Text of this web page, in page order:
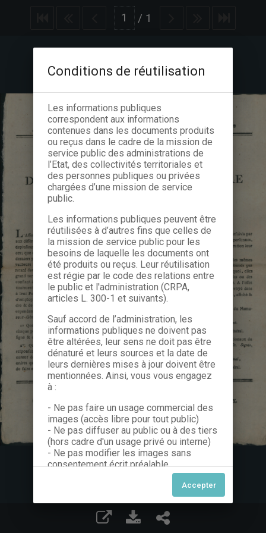
/ 1
Conditions de réutilisation
Les informations publiques
correspondent aux informations
contenues dans les documents produits
ou reçus dans le cadre de la mission de
service public des administrations de
l’Etat, des collectivités territoriales et
des personnes publiques ou privées
chargées d’une mission de service
public.
Les informations publiques peuvent être
réutilisées à d’autres fins que celles de
la mission de service public pour les
besoins de laquelle les documents ont
été produits ou reçus. Leur réutilisation
est régie par le code des relations entre
le public et l'administration (CRPA,
articles L. 300-1 et suivants).
Sauf accord de l’administration, les
informations publiques ne doivent pas
être altérées, leur sens ne doit pas être
dénaturé et leurs sources et la date de
leurs dernières mises à jour doivent être
mentionnées. Ainsi, vous vous engagez
à :
- Ne pas faire un usage commercial des
images (accès libre pour tout public)
- Ne pas diffuser au public ou à des tiers
(hors cadre d'un usage privé ou interne)
- Ne pas modifier les images sans
consentement écrit préalable
Dans le cas contraire, nous vous invitons
à nous contacter afin de solliciter le type
de Licence souhaitée parmi celles
proposées et le cas échéant, acquitter